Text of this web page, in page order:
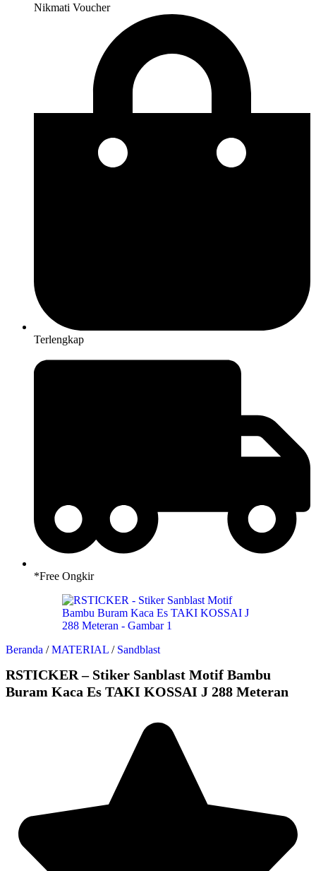
Nikmati Voucher
Terlengkap
*Free Ongkir
Beranda / MATERIAL / Sandblast
RSTICKER – Stiker Sanblast Motif Bambu
Buram Kaca Es TAKI KOSSAI J 288 Meteran